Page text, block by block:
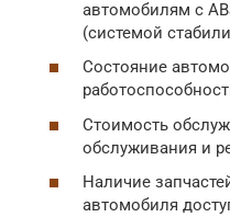
автомобилям с
(системой
Состояние
Стоимость
обслуживания и
Наличие
автомобиля